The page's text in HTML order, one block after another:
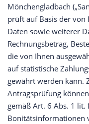
Mönchengladbach
prüft auf Basis der von
Daten sowie weiterer
Rechnungsbetrag,
die von Ihnen
auf statistische
gewährt werden kann.
Antragsprüfung
gemäß Art. 6 Abs. 1 lit.
Bonitätsinformationen